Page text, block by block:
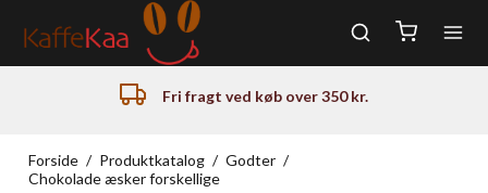
Fri fragt ved køb over 350 kr.
Forside / Produktkatalog / Godter /
Chokolade æsker forskellige